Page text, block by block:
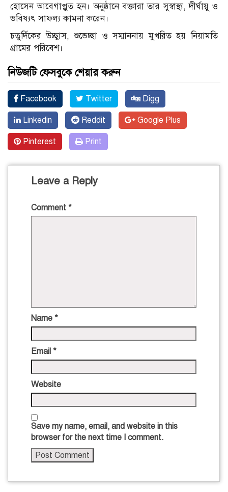
হোসেন আবেগাপ্লুত হন। অনুষ্ঠানে বক্তারা তার সুস্বাস্থ্য, দীর্ঘায়ু ও
ভবিষ্যৎ সাফল্য কামনা করেন।
চতুর্দিকের উচ্ছ্বাস, শুভেচ্ছা ও সম্মাননায় মুখরিত হয় নিয়ামতি
গ্রামের পরিবেশ।
নিউজটি ফেসবুকে শেয়ার করুন
Facebook Twitter Digg
Linkedin Reddit Google Plus
Pinterest Print
Leave a Reply
Comment *
Name *
Email *
Website
Save my name, email, and website in this
browser for the next time I comment.